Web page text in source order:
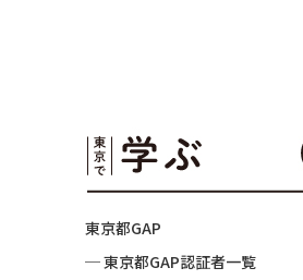
東京都GAP
─ 東京都GAP認証者一覧